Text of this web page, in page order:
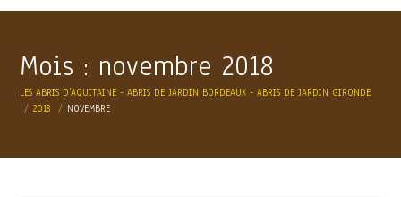
Mois : novembre 2018
LES ABRIS D'AQUITAINE - ABRIS DE JARDIN BORDEAUX - ABRIS DE JARDIN GIRONDE
2018
NOVEMBRE